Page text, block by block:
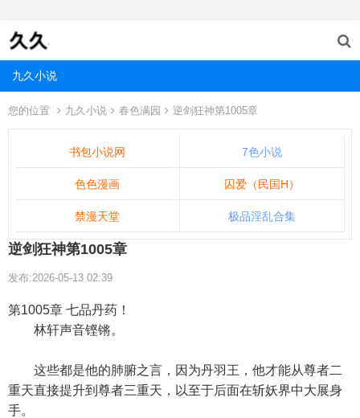
九久小说
您的位置 九久小说 春色满园 逆剑狂神第1005章
书包小说网 7色小说
色色漫画 囚爱（民国H）
禁漫天堂 极品淫乱合集
逆剑狂神第1005章
发布:2026-05-13 02:39
第1005章 七品丹药！
林轩声音铿锵。
这些都是他的肺腑之言，因为丹羽王，他才能从尊者二
重天直接提升到尊者三重天，以至于后面在斩妖界中大展身
手。